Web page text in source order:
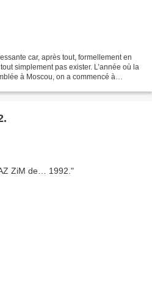
car, après tout, formellement en
simplement pas exister. L’année où la
à Moscou, on a commencé à